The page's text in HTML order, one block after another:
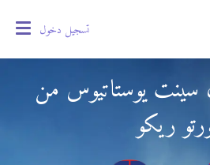
تسجيل دخول
سينت يوستاتيوس من
ريكو